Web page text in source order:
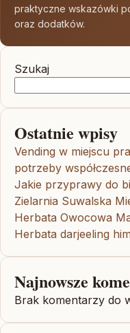
praktyczne wskazówki
oraz dodatków.
Szukaj
Ostatnie wpisy
Vending w miejscu
potrzeby
Jakie przyprawy do
Zielarnia Suwalska
Herbata Owocowa
Herbata darjeeling
Najnowsze
Brak komentarzy do